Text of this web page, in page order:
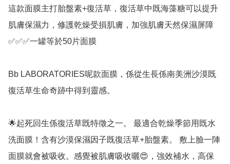
這款面膜主打胎盤素+復活草，復活草中既海藻糖可以提升
肌膚保濕力，修護乾燥受損肌膚，加強肌膚天然保濕屏障
✅✅✅一罐等於50片面膜
Bb LABORATORIES呢款面膜，係從生長係南美洲沙漠既
復活草生命奇跡中得到靈感。
🌟起死回生係復活草既特徵之一。 最適合乾燥季節用既水
洗面膜！含有沙漠保濕因子既復活草+胎盤素。 敷上臉一陣
面膜就會被吸收。感覺被肌膚吸收曬😍，強效補水，高保